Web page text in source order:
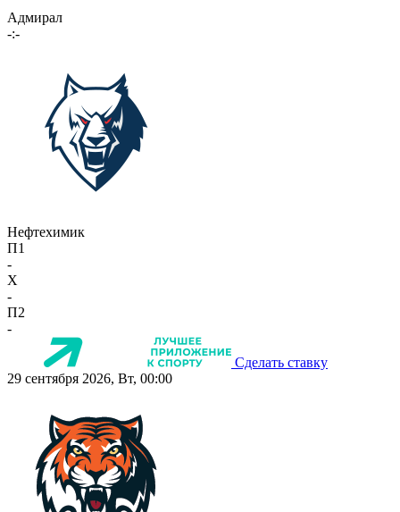
Адмирал
-:-
Нефтехимик
П1
-
X
-
П2
-
Сделать ставку
29 сентября 2026, Вт, 00:00